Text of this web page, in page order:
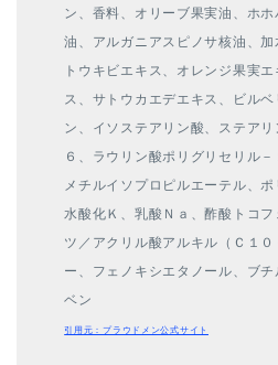
ン、香料、オリーブ果実油、ホ
油、アルガニアスピノサ核油、
トウキビエキス、オレンジ果実
ス、サトウカエデエキス、ビル
ン、イソステアリン酸、ステアリ
６、ラウリン酸ポリグリセリル
メチルイソプロピルエーテル、ポ
水酸化Ｋ、乳酸Ｎａ、酢酸トコ
ツ／アクリル酸アルキル（Ｃ１
ー、フェノキシエタノール、ブ
ベン
引用元：プラウドメン公式サイト